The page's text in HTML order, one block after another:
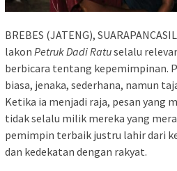
BREBES (JATENG),
lakon Petruk Dadi Ratuselalu
berbicara tentang kepemimpinan.
biasa, jenaka, sederhana, namun
Ketika ia menjadi raja, pesan yang
tidak selalu milik mereka yang
pemimpin terbaik justru lahir dari
dan kedekatan dengan rakyat.